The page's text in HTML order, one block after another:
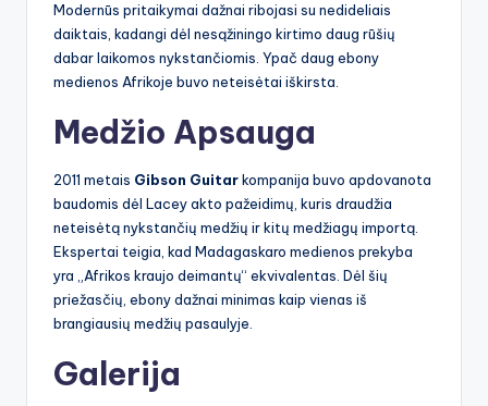
Modernūs pritaikymai dažnai ribojasi su nedideliais
daiktais, kadangi dėl nesąžiningo kirtimo daug rūšių
dabar laikomos nykstančiomis. Ypač daug ebony
medienos Afrikoje buvo neteisėtai iškirsta.
Medžio Apsauga
2011 metais Gibson Guitarkompanija buvo apdovanota
baudomis dėl Lacey akto pažeidimų, kuris draudžia
neteisėtą nykstančių medžių ir kitų medžiagų importą.
Ekspertai teigia, kad Madagaskaro medienos prekyba
yra „Afrikos kraujo deimantų“ ekvivalentas. Dėl šių
priežasčių, ebony dažnai minimas kaip vienas iš
brangiausių medžių pasaulyje.
Galerija